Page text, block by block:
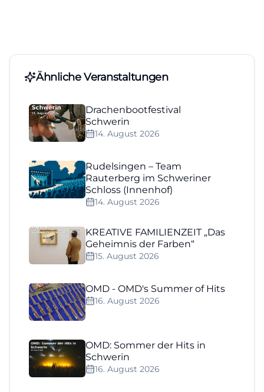
Ähnliche Veranstaltungen
Drachenbootfestival
Schwerin
14. August 2026
Rudelsingen – Team
Rauterberg im Schweriner
Schloss (Innenhof)
14. August 2026
KREATIVE FAMILIENZEIT „Das
Geheimnis der Farben“
15. August 2026
OMD - OMD's Summer of Hits
16. August 2026
OMD: Sommer der Hits in
Schwerin
16. August 2026